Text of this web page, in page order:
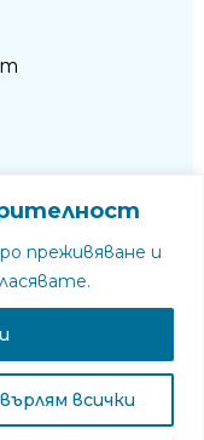
преживяване и
всички
Era